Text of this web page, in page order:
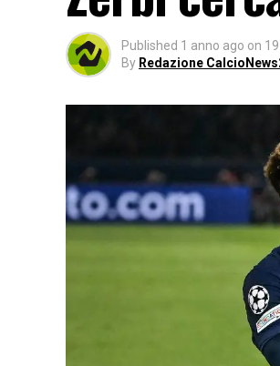
Published 1 anno ago on
By Redazione